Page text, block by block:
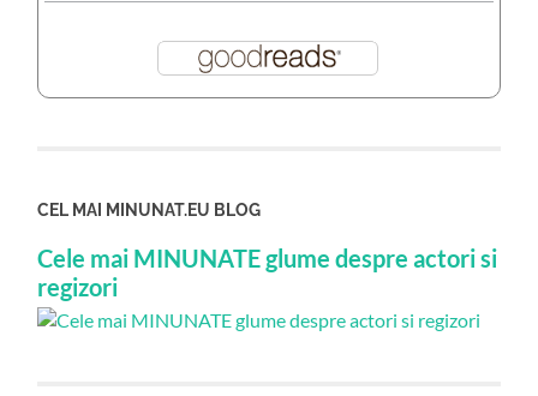
CEL MAI MINUNAT.EU BLOG
Cele mai MINUNATE glume despre actori si
regizori